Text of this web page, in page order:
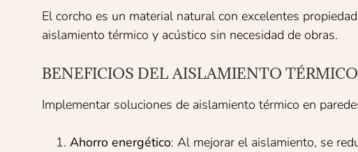
El corcho es un material natural con excelentes
aislamiento térmico y acústico sin necesidad de obras.
BENEFICIOS DEL AISLAMIENTO
Implementar soluciones de aislamiento térmico en
Ahorro energético: Al mejorar el aislamiento, se